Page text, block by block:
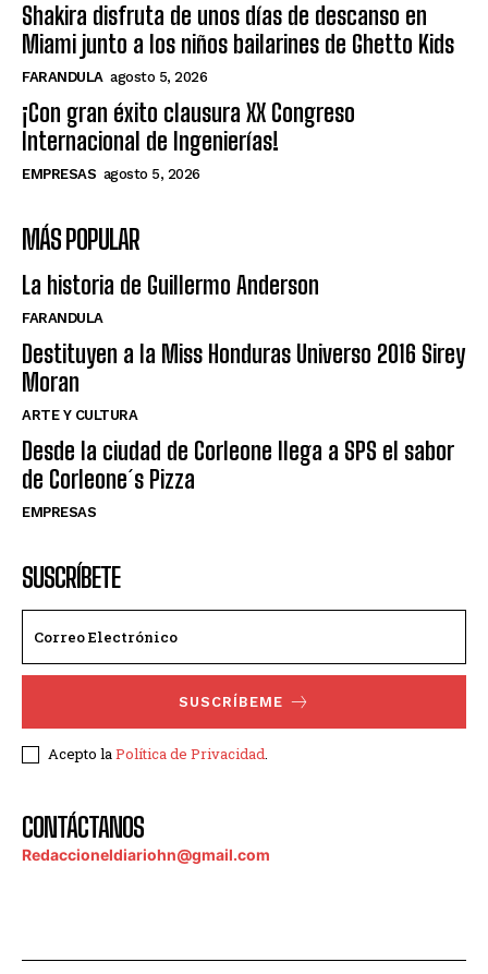
Shakira disfruta de unos días de descanso en
Miami junto a los niños bailarines de Ghetto Kids
FARANDULA agosto 5, 2026
¡Con gran éxito clausura XX Congreso
Internacional de Ingenierías!
EMPRESAS agosto 5, 2026
MÁS POPULAR
La historia de Guillermo Anderson
FARANDULA
Destituyen a la Miss Honduras Universo 2016 Sirey
Moran
ARTE Y CULTURA
Desde la ciudad de Corleone llega a SPS el sabor
de Corleone´s Pizza
EMPRESAS
SUSCRÍBETE
SUSCRÍBEME
Acepto laPolítica de Privacidad.
CONTÁCTANOS
Redaccioneldiariohn@gmail.com